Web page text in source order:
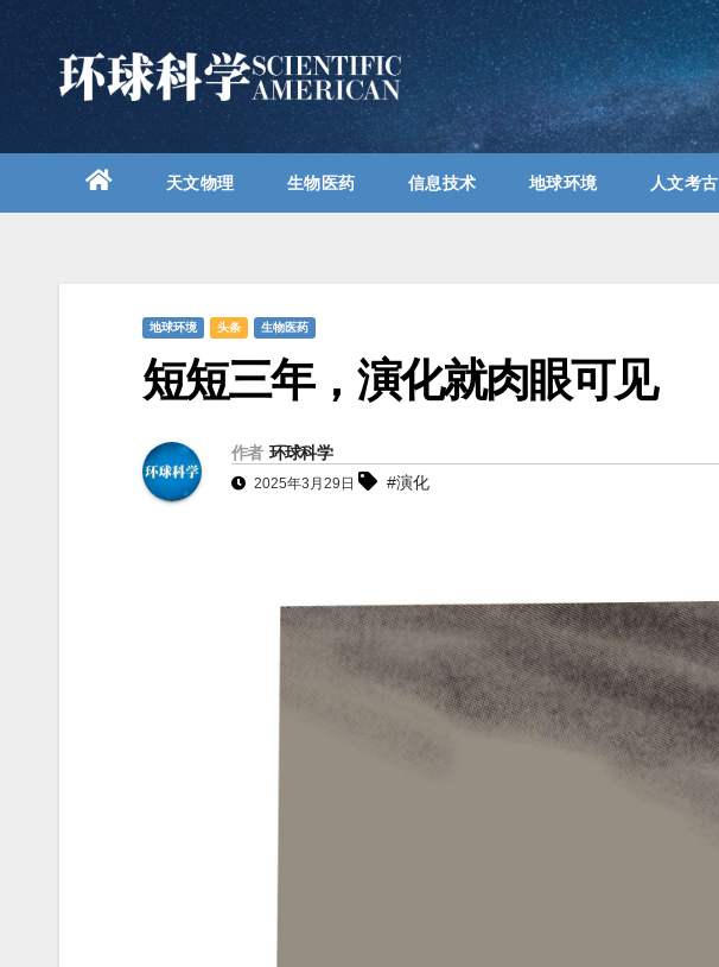
天文物理 生物医药 信息技术 地球环境 人文考古
地球环境 头条 生物医药
短短三年，演化就肉眼可见
作者 环球科学
2025年3月29日 #演化